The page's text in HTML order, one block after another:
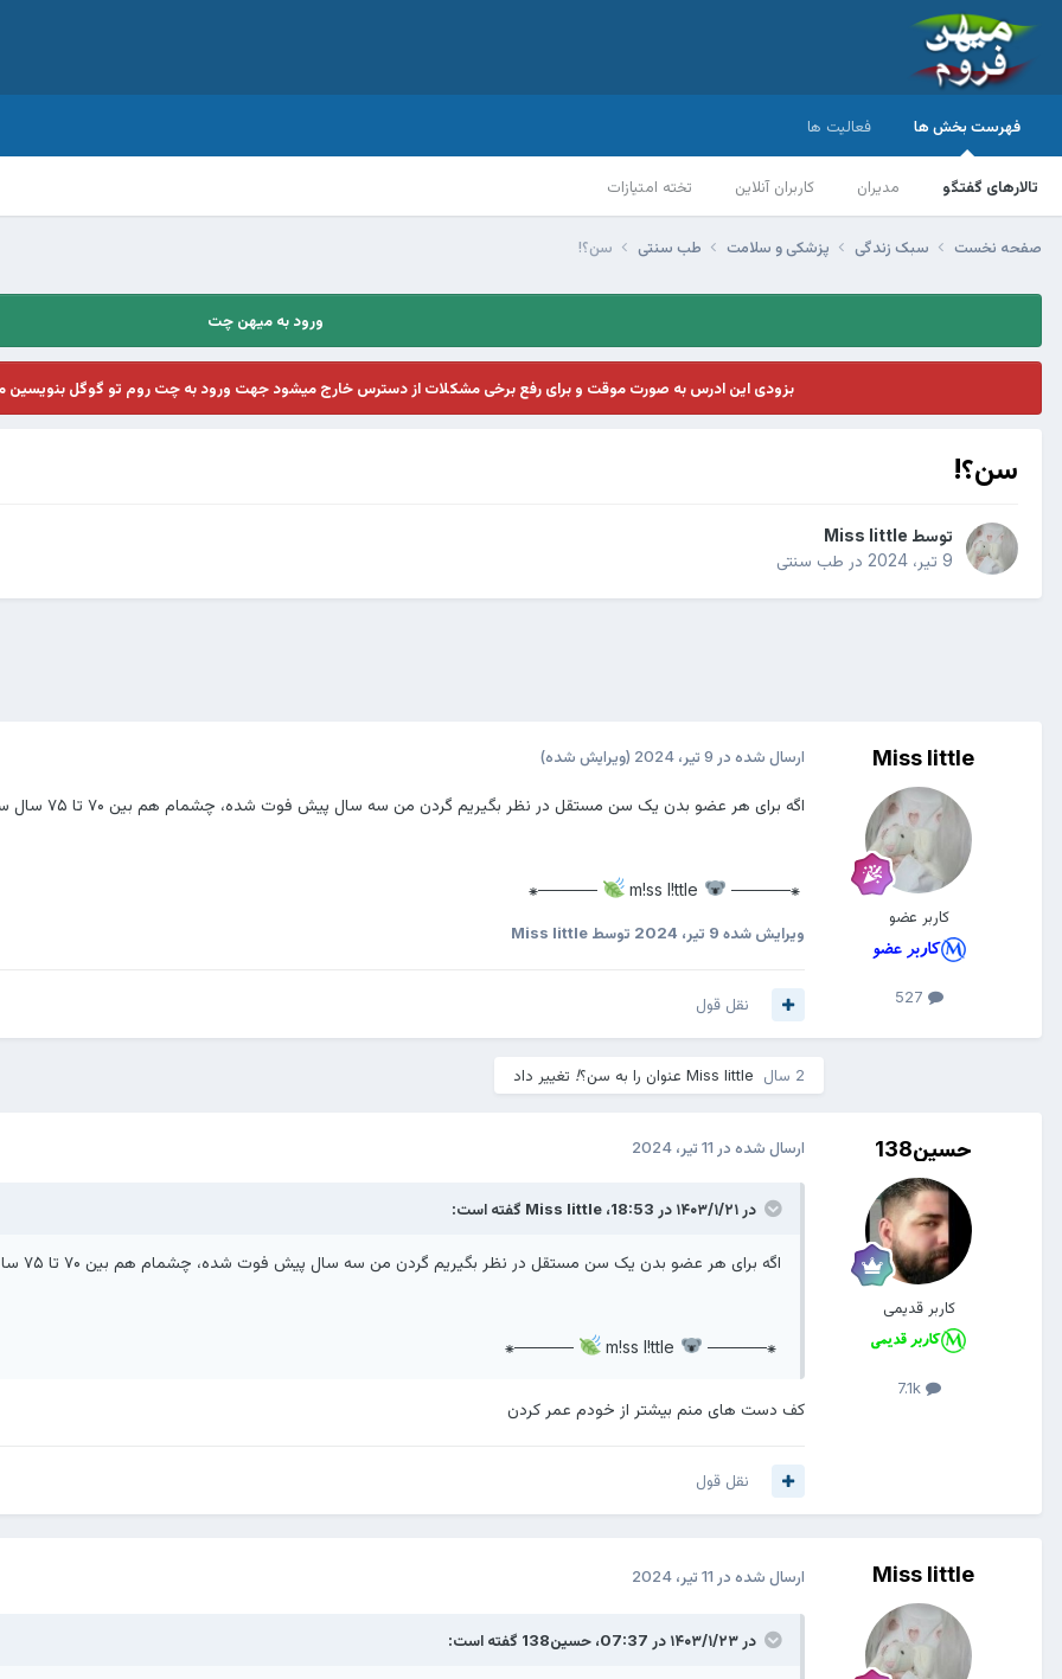
فهرست بخش ها
تالارهای گفتگو مدیران کاربران آنلاین تخته امتیازات
فعالیت ها
صفحه نخست سبک زندگی پزشکی و سلامت طب سنتی سن؟!
ورود به میهن چت
بزودی این ادرس به صورت موقت و برای رفع برخی مشکلات از دسترس خارج میشود جهت ورود به چت روم تو گوگل بنویسین
سن؟!
توسط Miss little
9 تیر، 2024
در طب سنتی
Miss little
کاربر عضو
ارسال شده در 9 تیر، 2024 (ویرایش شده)
اگه برای هر عضو بدن یک سن مستقل در نظر بگیریم گردن من سه سال پیش فوت شده، چشمام هم بین ۷۰ تا ۷۵ سال سن دارن
⁕─────
─────⁕
ویرایش شده 9 تیر، 2024 توسط Miss little
نقل قول
2 سال Miss little عنوان را به سن؟! تغییر داد
حسین138
کاربر قدیمی
7.1k
ارسال شده در 11 تیر، 2024
در ۱۴۰۳/۱/۲۱ در 18:53، Miss little گفته است:
اگه برای هر عضو بدن یک سن مستقل در نظر بگیریم گردن من سه سال پیش فوت شده، چشمام هم بین ۷۰ تا ۷۵ سال سن دارن
⁕─────
─────⁕
کف دست های منم بیشتر از خودم عمر کردن
نقل قول
Miss little ارسال شده در 11 تیر، 2024
در ۱۴۰۳/۱/۲۳ در 07:37، حسین138 گفته است: